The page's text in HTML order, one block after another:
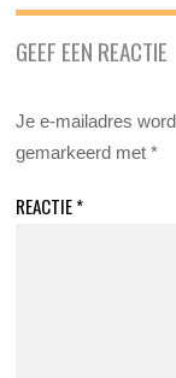
GEEF EEN REACTIE
Je e-mailadres
gemarkeerd met*
REACTIE*